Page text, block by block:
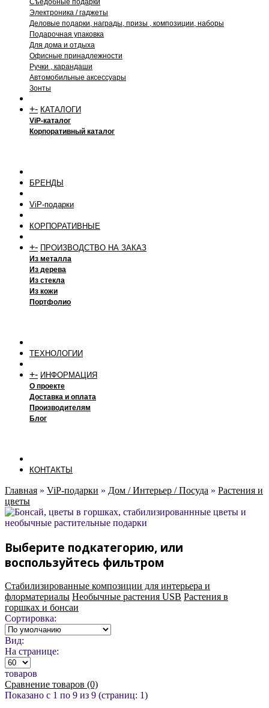
Съедобные подарки
Электроника / гаджеты
Деловые подарки, награды, призы , композиции, наборы
Подарочная упаковка
Для дома и отдыха
Офисные принадлежности
Ручки , карандаши
Автомобильные аксессуары
Зонты
+- КАТАЛОГИ
ViP-каталог
Корпоративный каталог
БРЕНДЫ
ViP-подарки
КОРПОРАТИВНЫЕ
+- ПРОИЗВОДСТВО НА ЗАКАЗ
Из металла
Из дерева
Из стекла
Из кожи
Портфолио
ТЕХНОЛОГИИ
+- ИНФОРМАЦИЯ
О проекте
Доставка и оплата
Производителям
Блог
КОНТАКТЫ
Главная » ViP-подарки » Дом / Интерьер / Посуда » Растения и
цветы
Выберите подкатегорию, или
воспользуйтесь фильтром
Стабилизированные композиции для интерьера и
флорматериалы Необычные растения USB Растения в
горшках и бонсаи
Сортировка:
Вид:
На странице:
товаров
Сравнение товаров (0)
Показано с 1 по 9 из 9 (страниц: 1)